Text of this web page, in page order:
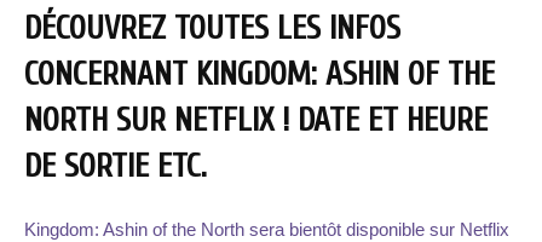
DÉCOUVREZ TOUTES LES INFOS
CONCERNANT KINGDOM: ASHIN OF THE
NORTH SUR NETFLIX ! DATE ET HEURE
DE SORTIE ETC.
Kingdom: Ashin of the North sera bientôt disponible sur Netflix